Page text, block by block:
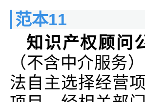
范本11
知识产权顾问
（不含中介服务
法自主选择经营